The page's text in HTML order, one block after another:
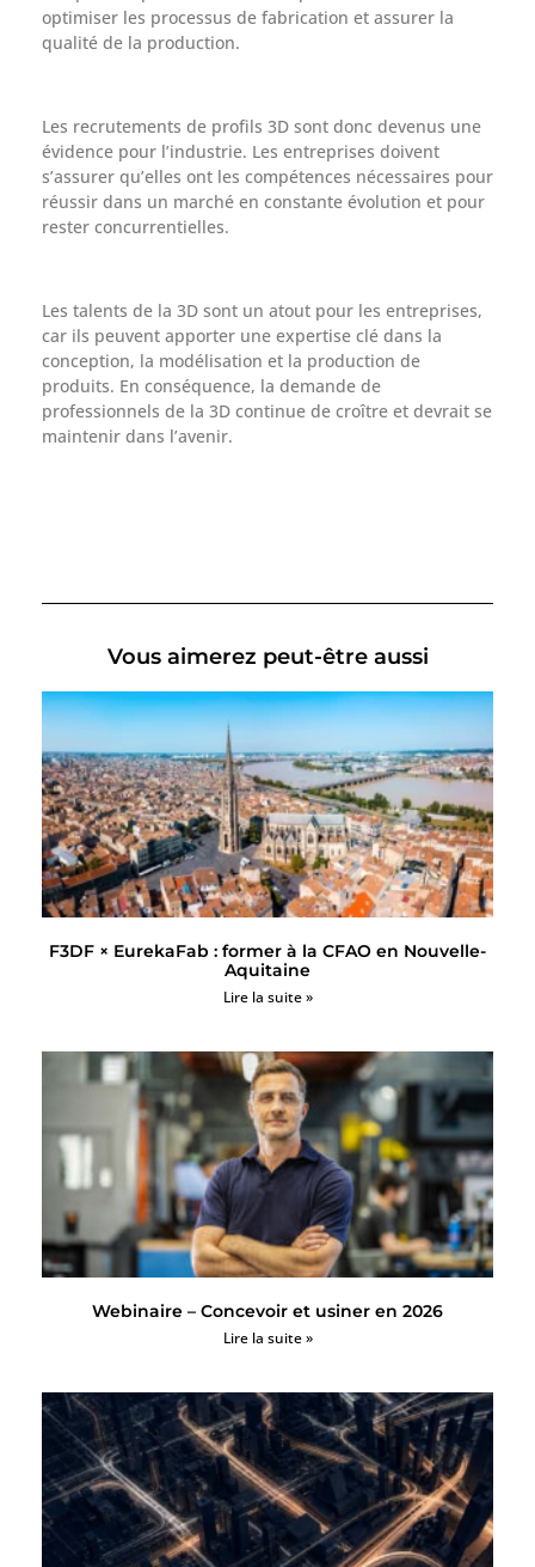
optimiser les processus de fabrication et assurer la
qualité de la production.
Les recrutements de profils 3D sont donc devenus une
évidence pour l’industrie. Les entreprises doivent
s’assurer qu’elles ont les compétences nécessaires pour
réussir dans un marché en constante évolution et pour
rester concurrentielles.
Les talents de la 3D sont un atout pour les entreprises,
car ils peuvent apporter une expertise clé dans la
conception, la modélisation et la production de
produits. En conséquence, la demande de
professionnels de la 3D continue de croître et devrait se
maintenir dans l’avenir.
Vous aimerez peut-être aussi
F3DF × EurekaFab : former à la CFAO en Nouvelle-
Aquitaine
Lire la suite »
Webinaire – Concevoir et usiner en 2026
Lire la suite »